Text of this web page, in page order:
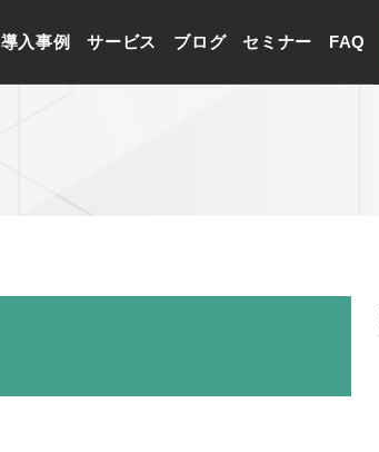
導入事例 サービス ブログ セミナー FAQ